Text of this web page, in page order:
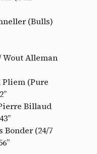
(Bulls)
Wout Alleman
Pliem (Pure
Billaud
Bonder (24/7
you accept their
necessary for